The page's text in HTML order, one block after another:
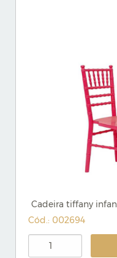
Cadeira tiffany
Cód.: 002694